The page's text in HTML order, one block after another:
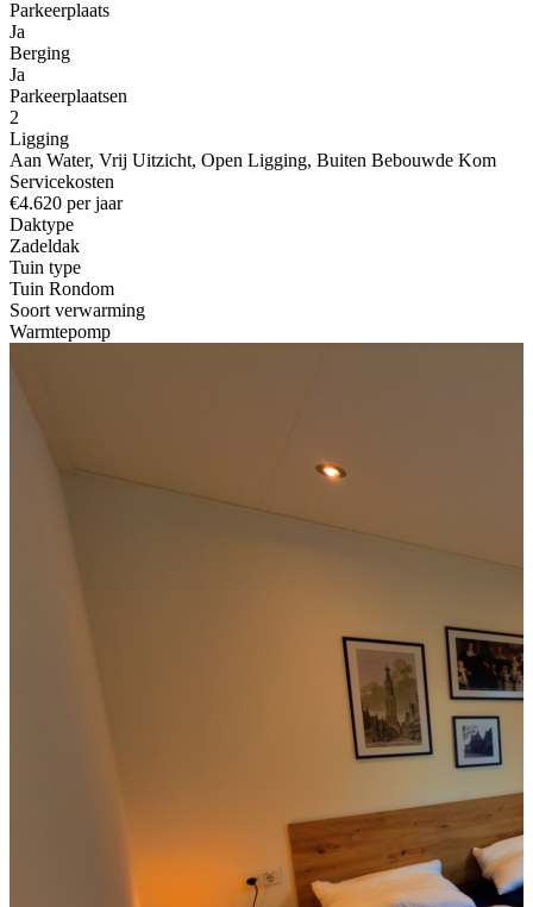
Parkeerplaats
Ja
Berging
Ja
Parkeerplaatsen
2
Ligging
Aan Water, Vrij Uitzicht, Open Ligging, Buiten Bebouwde Kom
Servicekosten
€4.620 per jaar
Daktype
Zadeldak
Tuin type
Tuin Rondom
Soort verwarming
Warmtepomp